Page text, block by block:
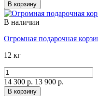
В корзину
В наличии
Огромная подарочная
12 кг
14 300 р. 13 900 р.
В корзину